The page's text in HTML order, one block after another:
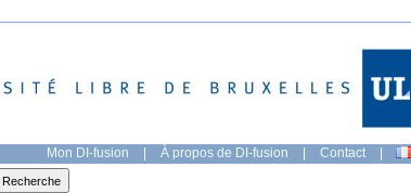
Mon DI-fusion | À propos de DI-fusion | Contact |